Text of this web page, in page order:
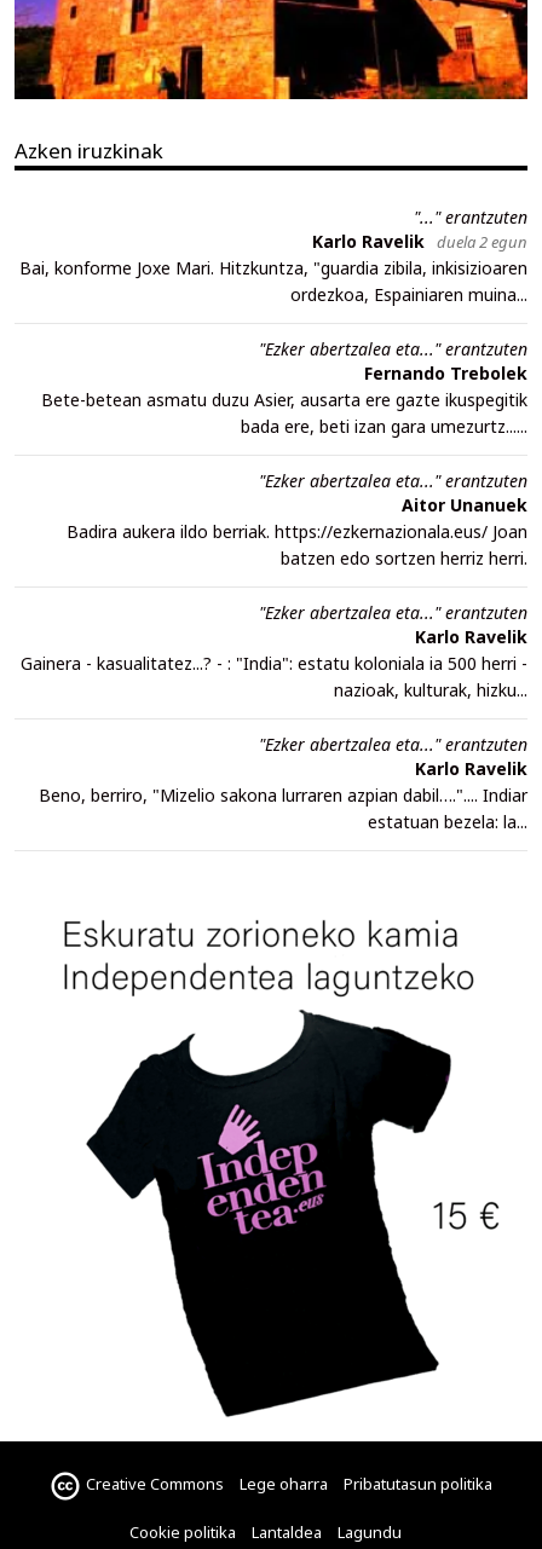
Azken iruzkinak
"..." erantzuten
Karlo Ravelik duela 2 egun
Bai, konforme Joxe Mari. Hitzkuntza, "guardia zibila, inkisizioaren
ordezkoa, Espainiaren muina...
"Ezker abertzalea eta..." erantzuten
Fernando Trebolek
Bete-betean asmatu duzu Asier, ausarta ere gazte ikuspegitik
bada ere, beti izan gara umezurtz......
"Ezker abertzalea eta..." erantzuten
Aitor Unanuek
Badira aukera ildo berriak. https://ezkernazionala.eus/ Joan
batzen edo sortzen herriz herri.
"Ezker abertzalea eta..." erantzuten
Karlo Ravelik
Gainera - kasualitatez...? - : "India": estatu koloniala ia 500 herri -
nazioak, kulturak, hizku...
"Ezker abertzalea eta..." erantzuten
Karlo Ravelik
Beno, berriro, "Mizelio sakona lurraren azpian dabil….".... Indiar
estatuan bezela: la...
Creative Commons Lege oharra Pribatutasun politika
Cookie politika Lantaldea Lagundu